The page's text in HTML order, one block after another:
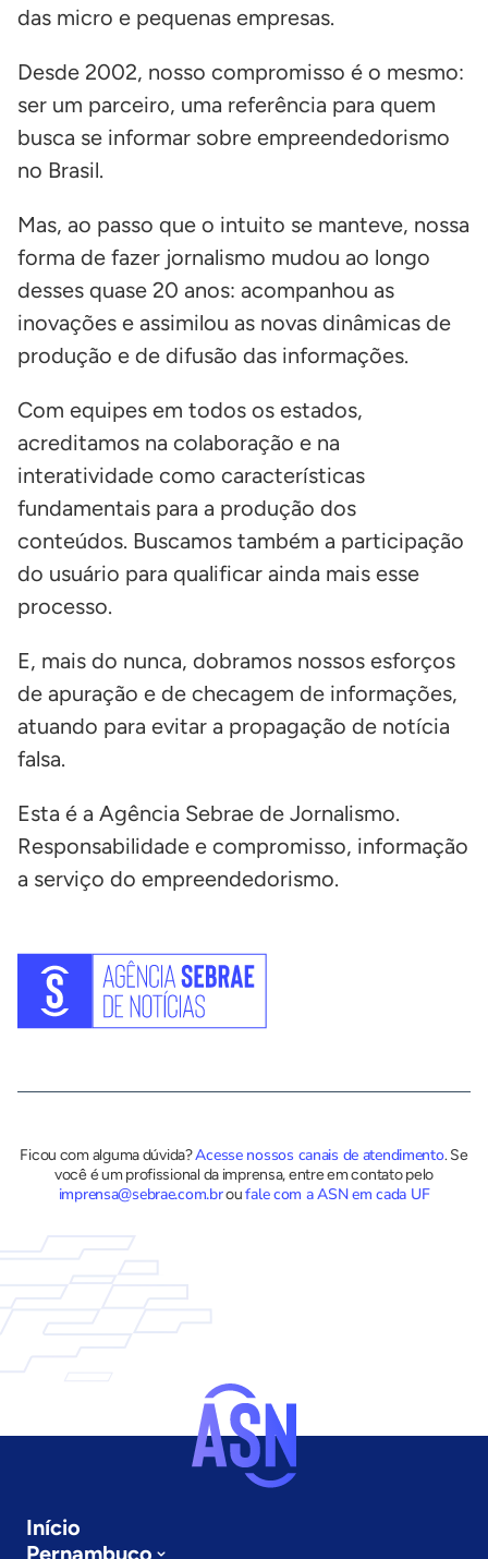
das micro e pequenas empresas.
Desde 2002, nosso compromisso é o mesmo:
ser um parceiro, uma referência para quem
busca se informar sobre empreendedorismo
no Brasil.
Mas, ao passo que o intuito se manteve, nossa
forma de fazer jornalismo mudou ao longo
desses quase 20 anos: acompanhou as
inovações e assimilou as novas dinâmicas de
produção e de difusão das informações.
Com equipes em todos os estados,
acreditamos na colaboração e na
interatividade como características
fundamentais para a produção dos
conteúdos. Buscamos também a participação
do usuário para qualificar ainda mais esse
processo.
E, mais do nunca, dobramos nossos esforços
de apuração e de checagem de informações,
atuando para evitar a propagação de notícia
falsa.
Esta é a Agência Sebrae de Jornalismo.
Responsabilidade e compromisso, informação
a serviço do empreendedorismo.
Ficou com alguma dúvida?Acesse nossos canais de atendimento.Se
você é um profissional da imprensa, entre em contato pelo
imprensa@sebrae.com.broufale com a ASN em cada UF
Início